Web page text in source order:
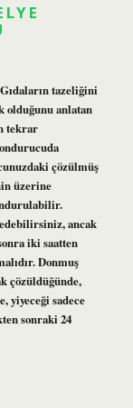
tazeliğini
olduğunu anlatan
tekrar
çözülmüş
üzerine
ancak
iki saatten
Donmuş
çözüldüğünde,
yiyeceği sadece
sonraki 24